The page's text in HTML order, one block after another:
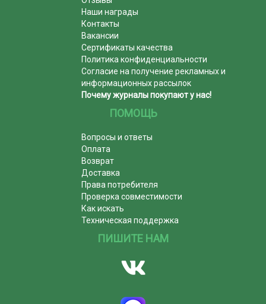
Наши награды
Контакты
Вакансии
Сертификаты качества
Политика конфиденциальности
Согласие на получение рекламных и
информационных рассылок
Почему журналы покупают у нас!
ПОМОЩЬ
Вопросы и ответы
Оплата
Возврат
Доставка
Права потребителя
Проверка совместимости
Как искать
Техническая поддержка
ПИШИТЕ НАМ